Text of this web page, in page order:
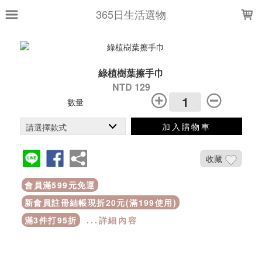
365日生活選物
綠植樹葉擦手巾
NTD 129
數量
加入購物車
收藏
會員滿599元免運
新會員註冊結帳現折20元(滿199使用)
滿3件打95折
...詳細內容